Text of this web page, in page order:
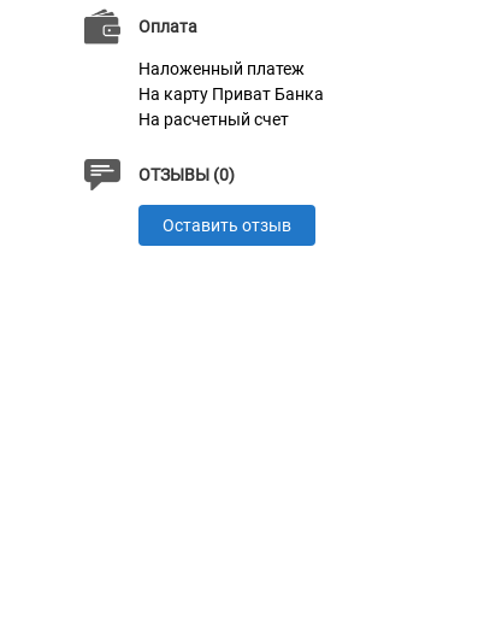
Оплата
Наложенный платеж
На карту Приват Банка
На расчетный счет
ОТЗЫВЫ (0)
Оставить отзыв